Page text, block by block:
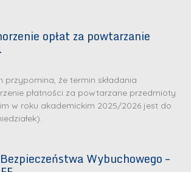
opłat za powtarzanie
przypomina, że termin składania
płatności za powtarzane przedmioty
w roku akademickim 2025/2026 jest do
Wybuchowego –